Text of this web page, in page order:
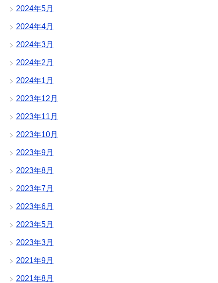
2024年5月
2024年4月
2024年3月
2024年2月
2024年1月
2023年12月
2023年11月
2023年10月
2023年9月
2023年8月
2023年7月
2023年6月
2023年5月
2023年3月
2021年9月
2021年8月